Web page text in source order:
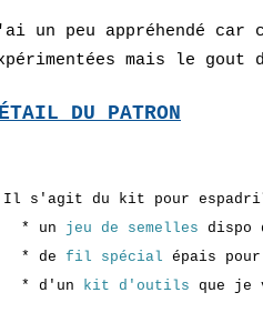
un peu appréhendé
mais le
DU PATRON
s'agit du kit pour
un jeu de semelles dispo
de fil spécial épais
d'un
kit d'outils que je